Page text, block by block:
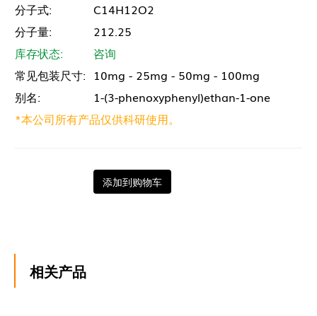
分子式:
C14H12O2
分子量:
212.25
库存状态:
咨询
常见包装尺寸: 10mg - 25mg - 50mg - 100mg
别名:
1-(3-phenoxyphenyl)ethan-1-one
*本公司所有产品仅供科研使用。
添加到购物车
相关产品